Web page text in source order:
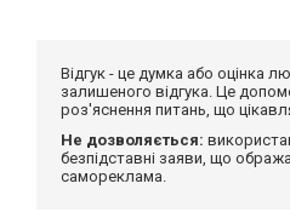
Відгук - це думка або оцінка
залишеного відгука. Це
роз'яснення питань, що
Не дозволяється:
безпідставні заяви, що
самореклама.